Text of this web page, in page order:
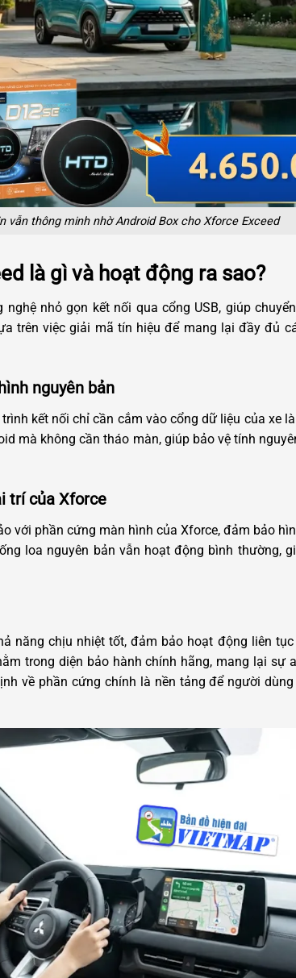
vẫn thông minh nhờ Android Box cho Xforce Exceed
là gì và hoạt động ra sao?
nhỏ gọn kết nối qua cổng USB, giúp
trên việc giải mã tín hiệu để mang lại đầy đủ
nguyên bản
kết nối chỉ cần cắm vào cổng dữ liệu của xe
mà không cần tháo màn, giúp bảo vệ tính
trí của Xforce
với phần cứng màn hình của Xforce, đảm bảo
loa nguyên bản vẫn hoạt động bình thường,
năng chịu nhiệt tốt, đảm bảo hoạt động liên
trong diện bảo hành chính hãng, mang lại sự
về phần cứng chính là nền tảng để người